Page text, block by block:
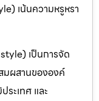
เน้นความหรูหรา
เป็นการจัด
มผสานขององค์
ระเทศ และ